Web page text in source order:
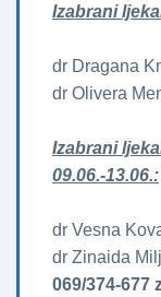
Izabrani
dr Dragana
dr Olivera
Izabrani
09.06.-13.06.:
dr Vesna
dr Zinaida
069/374-677